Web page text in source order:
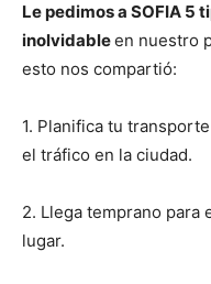
Le pedimos a SOFIA 5
inolvidableen nuestro
esto nos compartió:
1. Planifica tu
el tráfico en la ciudad.
2. Llega temprano para
lugar.